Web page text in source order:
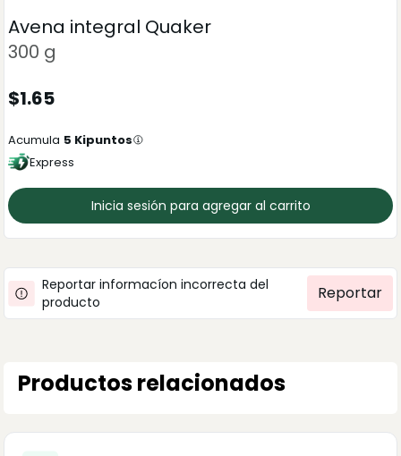
Avena integral Quaker
300 g
$1.65
Acumula 5 Kipuntos
Express
Inicia sesión para agregar al carrito
Reportar informacíon incorrecta del
producto
Reportar
Productos relacionados